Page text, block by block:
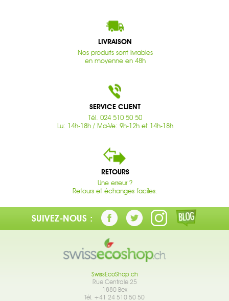
LIVRAISON
Nos produits sont livrables
en moyenne en 48h
SERVICE CLIENT
Tél. 024 510 50 50
Lu: 14h-18h / Ma-Ve: 9h-12h et 14h-18h
RETOURS
Une erreur ?
Retours et échanges faciles.
SUIVEZ-NOUS :
SwissEcoShop.ch
Rue Centrale 25
1880 Bex
Tél. +41 24 510 50 50